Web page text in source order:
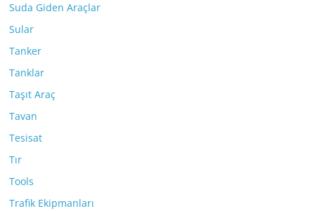
Suda Giden Araçlar
Sular
Tanker
Tanklar
Taşıt Araç
Tavan
Tesisat
Tır
Tools
Trafik Ekipmanları